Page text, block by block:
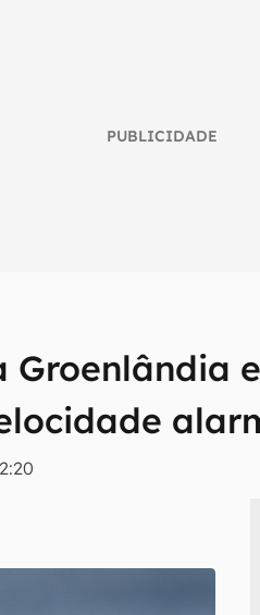
PUBLICIDADE
Groenlândia
do mundo tech!
e receba notícias e reviews